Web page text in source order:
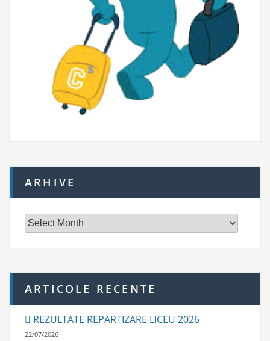
ARHIVE
e
ARTICOLE RECENTE
REZULTATE REPARTIZARE LICEU 2026
22/07/2026